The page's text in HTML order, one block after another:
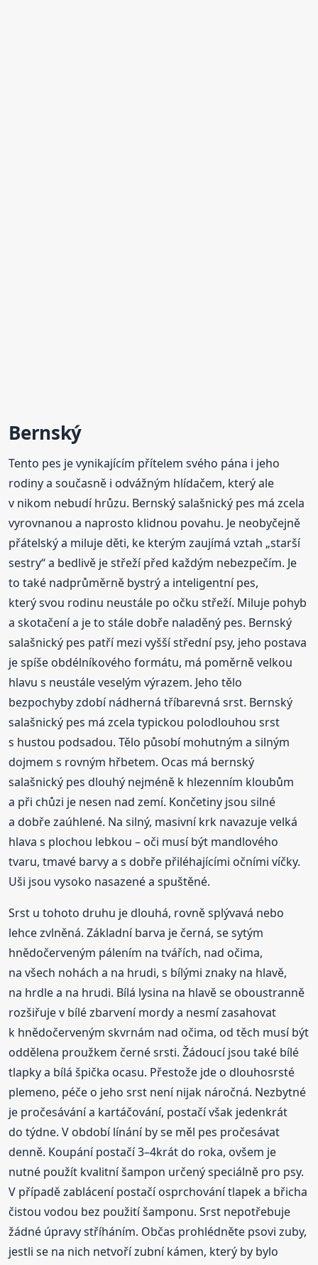
Bernský
Tento pes je vynikajícím přítelem svého pána i jeho
rodiny a současně i odvážným hlídačem, který ale
v nikom nebudí hrůzu. Bernský salašnický pes má zcela
vyrovnanou a naprosto klidnou povahu. Je neobyčejně
přátelský a miluje děti, ke kterým zaujímá vztah „starší
sestry“ a bedlivě je střeží před každým nebezpečím. Je
to také nadprůměrně bystrý a inteligentní pes,
který svou rodinu neustále po očku střeží. Miluje pohyb
a skotačení a je to stále dobře naladěný pes. Bernský
salašnický pes patří mezi vyšší střední psy, jeho postava
je spíše obdélníkového formátu, má poměrně velkou
hlavu s neustále veselým výrazem. Jeho tělo
bezpochyby zdobí nádherná tříbarevná srst. Bernský
salašnický pes má zcela typickou polodlouhou srst
s hustou podsadou. Tělo působí mohutným a silným
dojmem s rovným hřbetem. Ocas má bernský
salašnický pes dlouhý nejméně k hlezenním kloubům
a při chůzi je nesen nad zemí. Končetiny jsou silné
a dobře zaúhlené. Na silný, masivní krk navazuje velká
hlava s plochou lebkou – oči musí být mandlového
tvaru, tmavé barvy a s dobře přiléhajícími očními víčky.
Uši jsou vysoko nasazené a spuštěné.
Srst u tohoto druhu je dlouhá, rovně splývavá nebo
lehce zvlněná. Základní barva je černá, se sytým
hnědočerveným pálením na tvářích, nad očima,
na všech nohách a na hrudi, s bílými znaky na hlavě,
na hrdle a na hrudi. Bílá lysina na hlavě se oboustranně
rozšiřuje v bílé zbarvení mordy a nesmí zasahovat
k hnědočerveným skvrnám nad očima, od těch musí být
oddělena proužkem černé srsti. Žádoucí jsou také bílé
tlapky a bílá špička ocasu. Přestože jde o dlouhosrsté
plemeno, péče o jeho srst není nijak náročná. Nezbytné
je pročesávání a kartáčování, postačí však jedenkrát
do týdne. V období línání by se měl pes pročesávat
denně. Koupání postačí 3–4krát do roka, ovšem je
nutné použít kvalitní šampon určený speciálně pro psy.
V případě zablácení postačí osprchování tlapek a břicha
čistou vodou bez použití šamponu. Srst nepotřebuje
žádné úpravy stříháním. Občas prohlédněte psovi zuby,
jestli se na nich netvoří zubní kámen, který by bylo